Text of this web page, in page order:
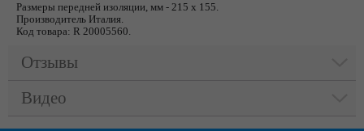
Размеры передней изоляции, мм - 215 х 155.
Производитель Италия.
Код товара: R 20005560.
Отзывы
Видео